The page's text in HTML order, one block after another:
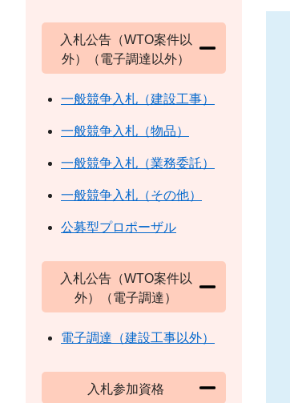
入札公告（WTO案件以
外）（電子調達以外）
一般競争入札（建設工事）
一般競争入札（物品）
一般競争入札（業務委託）
一般競争入札（その他）
公募型プロポーザル
入札公告（WTO案件以
外）（電子調達）
電子調達（建設工事以外）
入札参加資格